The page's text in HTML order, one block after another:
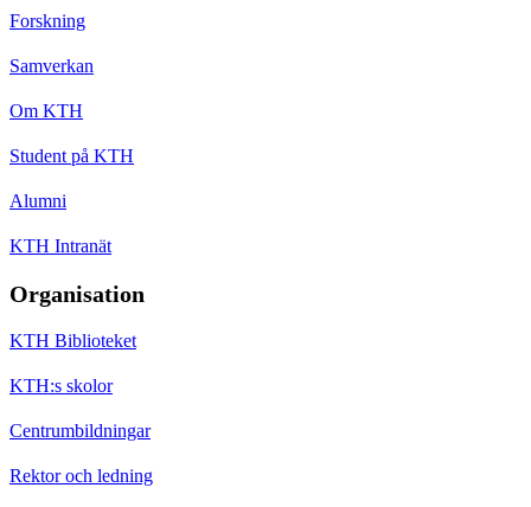
Forskning
Samverkan
Om KTH
Student på KTH
Alumni
KTH Intranät
Organisation
KTH Biblioteket
KTH:s skolor
Centrumbildningar
Rektor och ledning